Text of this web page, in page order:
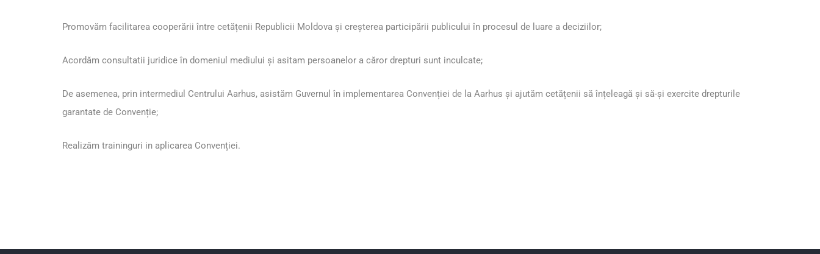
Promovăm facilitarea cooperării între cetățenii Republicii Moldova și creșterea participării publicului în procesul de luare a deciziilor;
Acordăm consultatii juridice în domeniul mediului şi asitam persoanelor a căror drepturi sunt inculcate;
De asemenea, prin intermediul Centrului Aarhus, asistăm Guvernul în implementarea Convenției de la Aarhus și ajutăm cetățenii să înțeleagă și să-și exercite drepturile
garantate de Convenție;
Realizăm traininguri in aplicarea Convenției.